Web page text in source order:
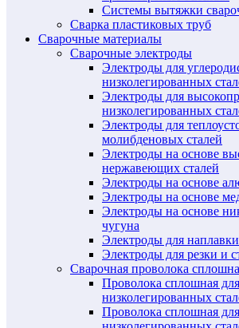
Системы вытяжки
Сварка пластиковых труб
Сварочные материалы
Сварочные электроды
Электроды для
низколегированных
Электроды для
низколегированных
Электроды для
молибденовых сталей
Электроды на основе
нержавеющих сталей
Электроды на основе
Электроды на основе
Электроды на основе
чугуна
Электроды для наплавки
Электроды для резки и
Сварочная проволока
Проволока сплошная
низколегированных
Проволока сплошная